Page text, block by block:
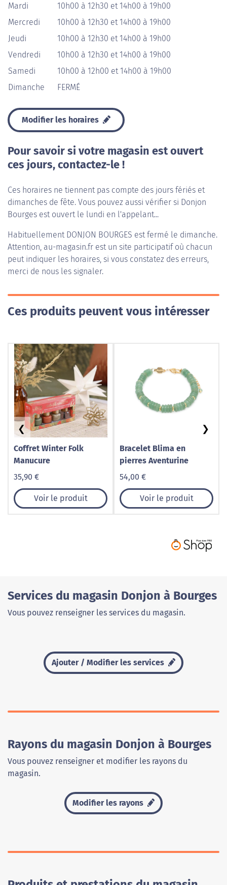
Mardi
10h00 à 12h30 et 14h00 à 19h00
Mercredi
10h00 à 12h30 et 14h00 à 19h00
Jeudi
10h00 à 12h30 et 14h00 à 19h00
Vendredi
10h00 à 12h30 et 14h00 à 19h00
Samedi
10h00 à 12h00 et 14h00 à 19h00
Dimanche
FERMÉ
Modifier les horaires
Pour savoir si votre magasin est ouvert
ces jours, contactez-le !
Ces horaires ne tiennent pas compte des jours fériés et
dimanches de fête. Vous pouvez aussi vérifier si Donjon
Bourges est ouvert le lundi en l'appelant...
Habituellement DONJON BOURGES est fermé le dimanche.
Attention, au-magasin.fr est un site participatif où chacun
peut indiquer les horaires, si vous constatez des erreurs,
merci de nous les signaler.
Ces produits peuvent vous intéresser
Coffret Winter Folk
Manucure
35,90 €
Voir le produit
Bracelet Blima en
pierres Aventurine
54,00 €
Voir le produit
❮ ❯
Services du magasin Donjon à Bourges
Vous pouvez renseigner les services du magasin.
Ajouter / Modifier les services
Rayons du magasin Donjon à Bourges
Vous pouvez renseigner et modifier les rayons du
magasin.
Modifier les rayons